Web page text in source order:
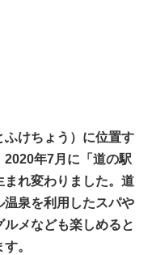
けちょう）に位置す
年7月に「道の駅
まれ変わりました。道
泉を利用したスパや
メなども楽しめると
。